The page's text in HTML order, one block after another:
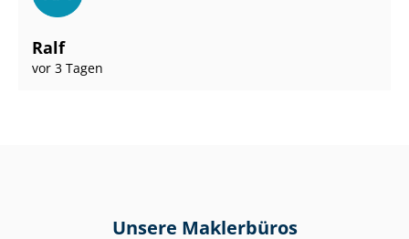
Ralf
vor 3 Tagen
Unsere Maklerbüros